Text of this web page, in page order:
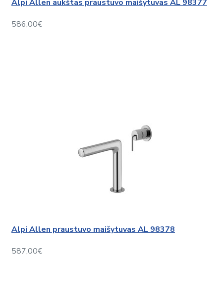
Alpi Allen aukštas praustuvo maišytuvas AL 98377
586,00€
Alpi Allen praustuvo maišytuvas AL 98378
587,00€